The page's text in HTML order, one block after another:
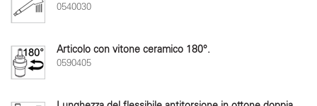
0540030
Articolo con vitone ceramico 180°.
0590405